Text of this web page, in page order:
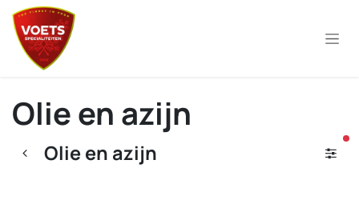
Overslaan naar inhoud
Olie en azijn
Olie en azijn